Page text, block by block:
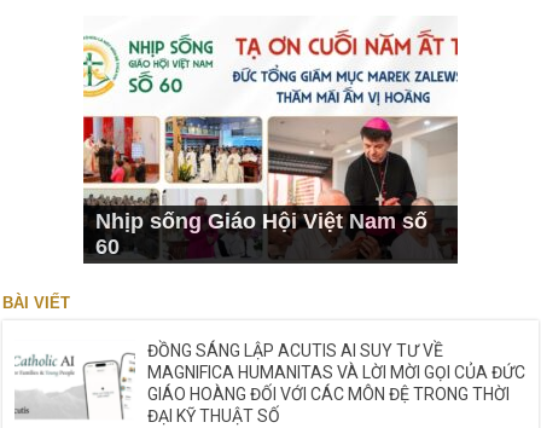
Nhịp sống Giáo Hội Việt Nam số
60
BÀI VIẾT
ĐỒNG SÁNG LẬP ACUTIS AI SUY TƯ VỀ
MAGNIFICA HUMANITAS VÀ LỜI MỜI GỌI CỦA ĐỨC
GIÁO HOÀNG ĐỐI VỚI CÁC MÔN ĐỆ TRONG THỜI
ĐẠI KỸ THUẬT SỐ